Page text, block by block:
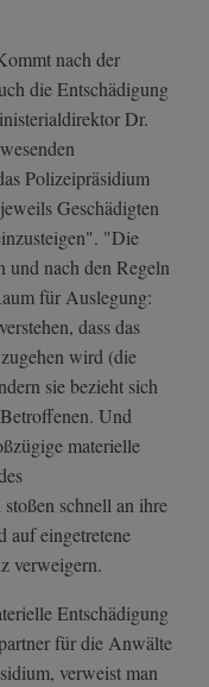
nach der
die Entschädigung
Dr.
Polizeipräsidium
Geschädigten
"Die
und nach den Regeln
für Auslegung:
dass das
wird (die
sie bezieht sich
Und
materielle
schnell an ihre
auf eingetretene
verweigern.
Entschädigung
für die Anwälte
verweist man